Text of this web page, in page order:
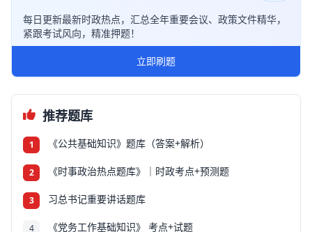
每日更新最新时政热点，汇总全年重要会议、政策文件精华，
紧跟考试风向，精准押题！
立即刷题
推荐题库
1 《公共基础知识》题库（答案+解析）
2 《时事政治热点题库》｜时政考点+预测题
3 习总书记重要讲话题库
4 《党务工作基础知识》 考点+试题